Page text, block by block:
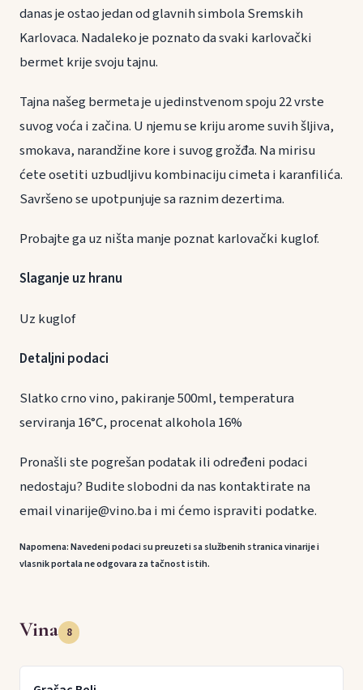
danas je ostao jedan od glavnih simbola Sremskih
Karlovaca. Nadaleko je poznato da svaki karlovački
bermet krije svoju tajnu.
Tajna našeg bermeta je u jedinstvenom spoju 22 vrste
suvog voća i začina. U njemu se kriju arome suvih šljiva,
smokava, narandžine kore i suvog grožđa. Na mirisu
ćete osetiti uzbudljivu kombinaciju cimeta i karanfilića.
Savršeno se upotpunjuje sa raznim dezertima.
Probajte ga uz ništa manje poznat karlovački kuglof.
Slaganje uz hranu
Uz kuglof
Detaljni podaci
Slatko crno vino, pakiranje 500ml, temperatura
serviranja 16°C, procenat alkohola 16%
Pronašli ste pogrešan podatak ili određeni podaci
nedostaju? Budite slobodni da nas kontaktirate na
email vinarije@vino.ba i mi ćemo ispraviti podatke.
Napomena: Navedeni podaci su preuzeti sa službenih stranica vinarije i
vlasnik portala ne odgovara za tačnost istih.
Vina 8